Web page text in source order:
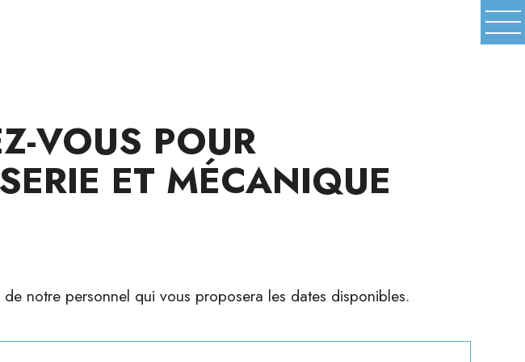
VOUS POUR
ET MÉCANIQUE
notre personnel qui vous proposera les dates disponibles.